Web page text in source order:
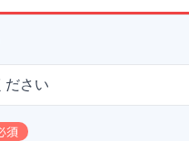
ださい
須